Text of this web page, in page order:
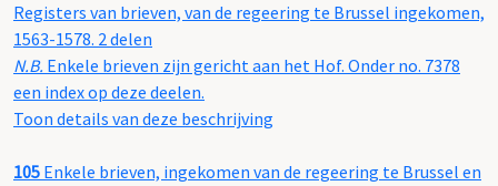
Registers van brieven, van de regeering te Brussel ingekomen,
1563-1578. 2 delen
N.B. Enkele brieven zijn gericht aan het Hof. Onder no. 7378
een index op deze deelen.
Toon details van deze beschrijving
105 Enkele brieven, ingekomen van de regeering te Brussel en